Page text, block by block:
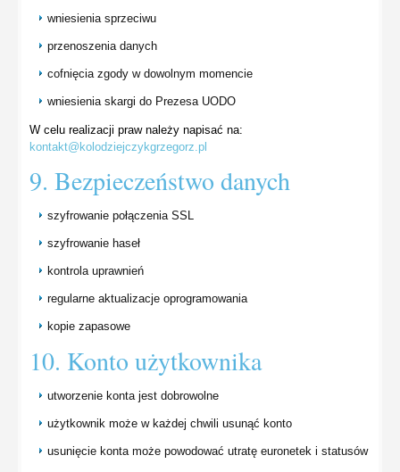
wniesienia sprzeciwu
przenoszenia danych
cofnięcia zgody w dowolnym momencie
wniesienia skargi do Prezesa UODO
W celu realizacji praw należy napisać na:
kontakt@kolodziejczykgrzegorz.pl
9. Bezpieczeństwo danych
szyfrowanie połączenia SSL
szyfrowanie haseł
kontrola uprawnień
regularne aktualizacje oprogramowania
kopie zapasowe
10. Konto użytkownika
utworzenie konta jest dobrowolne
użytkownik może w każdej chwili usunąć konto
usunięcie konta może powodować utratę euronetek i statusów